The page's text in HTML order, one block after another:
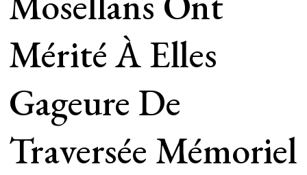
Mérité À Elles
Gageure De
Traversée Mémoriel